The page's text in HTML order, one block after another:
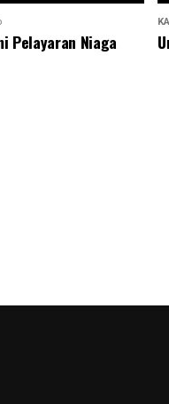
Pelayaran Niaga